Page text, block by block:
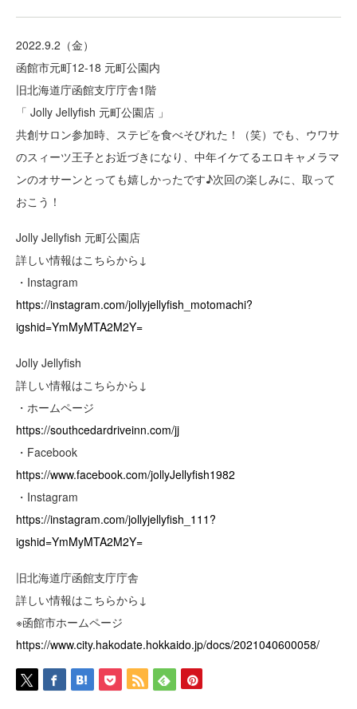
2022.9.2（金）
函館市元町12-18 元町公園内
旧北海道庁函館支庁庁舎1階
「 Jolly Jellyfish 元町公園店 」
共創サロン参加時、ステピを食べそびれた！（笑）でも、ウワサ
のスィーツ王子とお近づきになり、中年イケてるエロキャメラマ
ンのオサーンとっても嬉しかったです♪次回の楽しみに、取って
おこう！
Jolly Jellyfish 元町公園店
詳しい情報はこちらから↓
・Instagram
https://instagram.com/jollyjellyfish_motomachi?
igshid=YmMyMTA2M2Y=
Jolly Jellyfish
詳しい情報はこちらから↓
・ホームページ
https://southcedardriveinn.com/jj
・Facebook
https://www.facebook.com/jollyJellyfish1982
・Instagram
https://instagram.com/jollyjellyfish_111?
igshid=YmMyMTA2M2Y=
旧北海道庁函館支庁庁舎
詳しい情報はこちらから↓
※函館市ホームページ
https://www.city.hakodate.hokkaido.jp/docs/2021040600058/